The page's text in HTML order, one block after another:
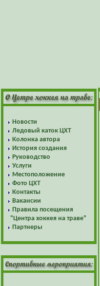
Новости
Ледовый каток ЦХТ
Колонка автора
История создания
Руководство
Услуги
Местоположение
Фото ЦХТ
Контакты
Вакансии
Правила посещения
"Центра хоккея на траве"
Партнеры